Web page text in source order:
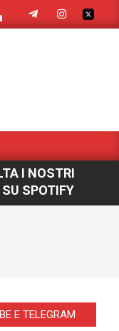
I NOSTRI
SPOTIFY
E TELEGRAM